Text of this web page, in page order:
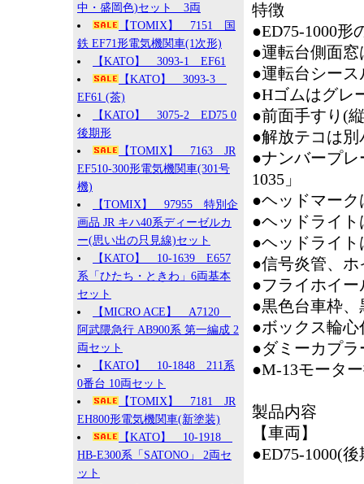
中・盛岡色)セット 3両
【TOMIX】 7151 国
鉄 EF71形電気機関車(1次形)
【KATO】 3093-1 EF61
【KATO】 3093-3
EF61 (茶)
【KATO】 3075-2 ED75 0
後期形
【TOMIX】 7163 JR
EF510-300形電気機関車(301号
機)
【TOMIX】 97955 特別企
画品 JR キハ40系ディーゼルカ
ー(思い出の只見線)セット
【KATO】 10-1639 E657
系「ひたち・ときわ」6両基本
セット
【MICRO ACE】 A7120
阿武隈急行 AB900系 第一編成 2
両セット
【KATO】 10-1848 211系
0番台 10両セット
【TOMIX】 7181 JR
EH800形電気機関車(新塗装)
【KATO】 10-1918
HB-E300系「SATONO」 2両セ
ット
特徴
●ED75-1000形
●運転台側面
●運転台シース
●Hゴムはグレ
●前面手すり(
●解放テコは
●ナンバープレ
1035」
●ヘッドマー
●ヘッドライト
●ヘッドライ
●信号炎管、
●フライホイ
●黒色台車枠
●ボックス輪心
●ダミーカプ
●M-13モータ
製品内容
【車両】
●ED75-1000(